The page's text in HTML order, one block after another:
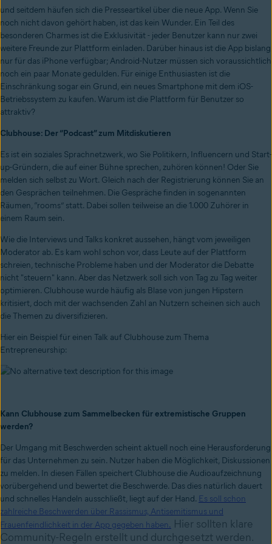
und seitdem häufen sich die Presseartikel über die neue App. Wenn Sie
noch nicht davon gehört haben, ist das kein Wunder. Ein Teil des
besonderen Charmes ist die Exklusivität - jeder Benutzer kann nur zwei
weitere Freunde zur Plattform einladen. Darüber hinaus ist die App bislang
nur für das iPhone verfügbar; Android-Nutzer müssen sich voraussichtlich
noch ein paar Monate gedulden. Für einige Enthusiasten ist die
Einschränkung sogar ein Grund, ein neues Smartphone mit dem iOS-
Betriebssystem zu kaufen. Warum ist die Plattform für Benutzer so
attraktiv?
Clubhouse: Der “Podcast” zum Mitdiskutieren
Es ist ein soziales Sprachnetzwerk, wo Sie Politikern, Influencern und Start-
up-Gründern, die auf einer Bühne sprechen, zuhören können! Oder Sie
melden sich selbst zu Wort. Gleich nach der Registrierung können Sie an
den Gesprächen teilnehmen. Die Gespräche finden in sogenannten
Räumen, “rooms” statt. Dabei sollen teilweise an die 1.000 Zuhörer in
einem Raum sein.
Wie die Interviews und Talks konkret aussehen, hängt vom jeweiligen
Moderator ab. Es kam wohl schon vor, dass Leute auf der Plattform
schreien, technische Probleme haben und der Moderator die Debatte
nicht "steuern" kann. Aber das Netzwerk soll sich von Tag zu Tag weiter
optimieren. Clubhouse wurde häufig als Blase von jungen Hipstern
kritisiert, doch mit der wachsenden Zahl an Nutzern scheinen sich auch
die Themen zu diversifizieren.
Hier ein Beispiel für einen Talk auf Clubhouse zum Thema
Entrepreneurship:
Kann Clubhouse zum Sammelbecken für extremistische Gruppen
werden?
Der Umgang mit Beschwerden scheint aktuell noch eine Herausforderung
für das Unternehmen zu sein. Nutzer haben die Möglichkeit, Diskussionen
zu melden. In diesen Fällen speichert Clubhouse die Audioaufzeichnung
vorübergehend und bewertet die Beschwerde. Das dies natürlich dauert
und schnelles Handeln ausschließt, liegt auf der Hand. Es soll schon
zahlreiche Beschwerden über Rassismus, Antisemitismus und
Frauenfeindlichkeit in der App gegeben haben. Hier sollten klare
Community-Regeln erstellt und durchgesetzt werden.